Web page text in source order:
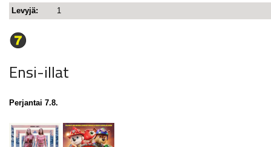
Levyjä:
1
Ensi-illat
Perjantai 7.8.